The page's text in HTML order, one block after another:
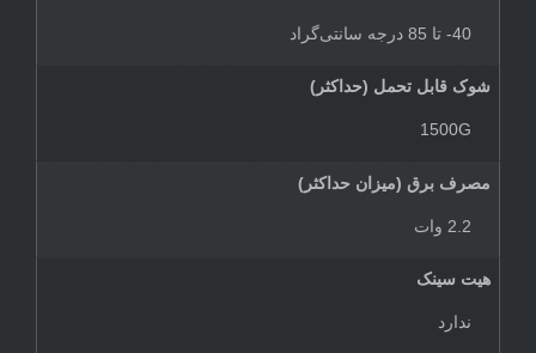
40- تا 85 درجه سانتی‌گراد
شوک قابل تحمل (حداکثر)
1500G
مصرف برق (میزان حداکثر)
2.2 وات
هیت سینک
ندارد